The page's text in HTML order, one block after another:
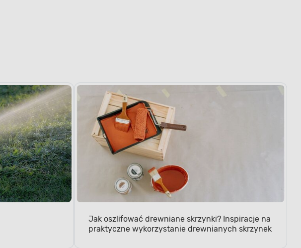
Jak oszlifować drewniane skrzynki? Inspiracje na
praktyczne wykorzystanie drewnianych skrzynek